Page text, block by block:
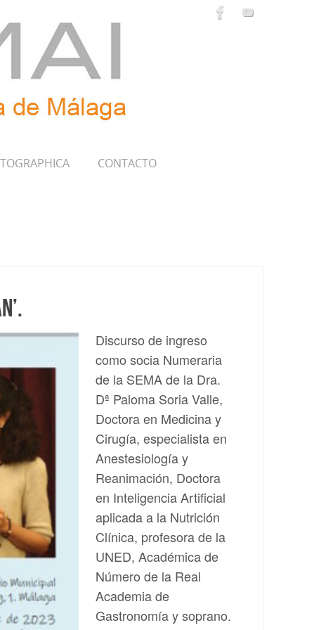
CONTACTO
Discurso de ingreso
como socia Numeraria
de la SEMA de la Dra.
Dª Paloma Soria Valle,
Doctora en Medicina y
Cirugía, especialista en
Anestesiología y
Reanimación, Doctora
en Inteligencia Artificial
aplicada a la Nutrición
Clínica, profesora de la
UNED, Académica de
Número de la Real
Academia de
Gastronomía y soprano.